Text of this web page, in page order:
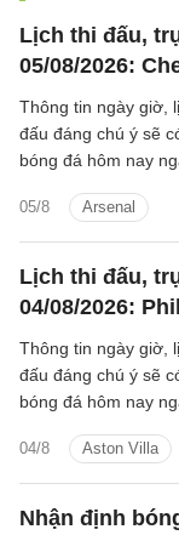
Lịch thi đấu,
05/08/2026:
05/8 Arsenal
Thông tin ngày giờ,
đấu đáng chú ý sẽ
bóng đá hôm nay
tiếp.
Lịch thi đấu,
04/08/2026:
04/8 Aston Villa
Thông tin ngày giờ,
đấu đáng chú ý sẽ
bóng đá hôm nay
tiếp.
Nhận định